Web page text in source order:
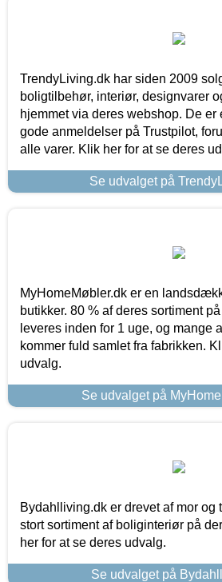
TrendyLiving.dk har siden 2009
boligtilbehør, interiør, designvarer
hjemmet via deres webshop. De
gode anmeldelser på Trustpilot,
alle varer. Klik her for at se deres
Se udvalget på
MyHomeMøbler.dk er en
butikker. 80 % af deres sortiment
leveres inden for 1 uge, og mange
kommer fuld samlet fra fabrikken.
udvalg.
Se udvalget på
Bydahlliving.dk er drevet af mor og
stort sortiment af boliginteriør på
her for at se deres udvalg.
Se udvalget på